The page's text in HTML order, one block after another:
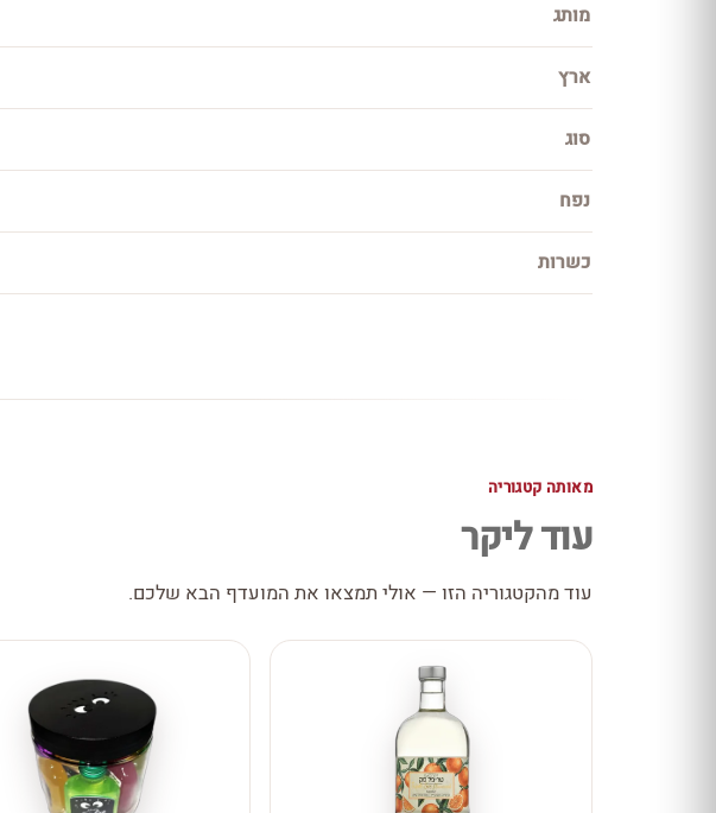
מותג
ארץ
סוג
נפח
כשרות
מאותה קטגוריה
עוד ליקר
עוד מהקטגוריה הזו — אולי תמצאו את המועדף הבא שלכם.